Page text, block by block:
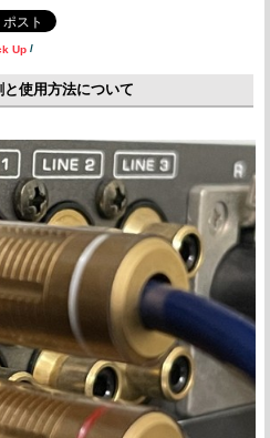
Up
使用方法について